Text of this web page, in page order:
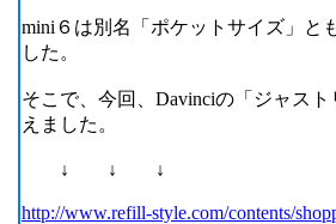
mini６は別名「ポケットサイズ」と
した。
そこで、今回、Davinciの「ジャス
えました。
↓ ↓ ↓
http://www.refill-style.com/contents/